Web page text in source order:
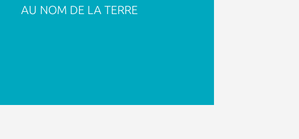
AU NOM DE LA TERRE